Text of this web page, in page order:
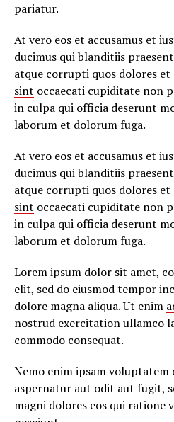
pariatur.
At vero eos et accusamus et
ducimus qui blanditiis
atque corrupti quos dolores et
sint occaecati cupiditate non
in culpa qui officia deserunt
laborum et dolorum fuga.
At vero eos et accusamus et
ducimus qui blanditiis
atque corrupti quos dolores et
sint occaecati cupiditate non
in culpa qui officia deserunt
laborum et dolorum fuga.
Lorem ipsum dolor sit amet,
elit, sed do eiusmod tempor
dolore magna aliqua. Ut enim
nostrud exercitation ullamco
commodo consequat.
Nemo enim ipsam voluptatem
aspernatur aut odit aut fugit,
magni dolores eos qui ratione